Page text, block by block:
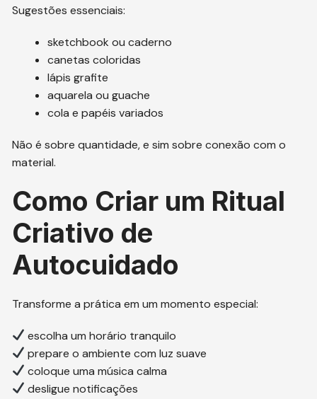
Sugestões essenciais:
sketchbook ou caderno
canetas coloridas
lápis grafite
aquarela ou guache
cola e papéis variados
Não é sobre quantidade, e sim sobre conexão com o
material.
Como Criar um Ritual
Criativo de
Autocuidado
Transforme a prática em um momento especial:
escolha um horário tranquilo
prepare o ambiente com luz suave
coloque uma música calma
desligue notificações